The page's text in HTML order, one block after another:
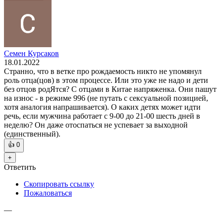
Семен Курсаков
18.01.2022
Странно, что в ветке про рождаемость никто не упомянул
роль отца(цов) в этом процессе. Или это уже не надо и дети
без отцов родЯтся? С отцами в Китае напряженка. Они пашут
на износ - в режиме 996 (не путать с сексуальной позицией,
хотя аналогия напрашивается). О каких детях может идти
речь, если мужчина работает с 9-00 до 21-00 шесть дней в
неделю? Он даже отоспаться не успевает за выходной
(единственный).
👍 0
+
Ответить
Скопировать ссылку
Пожаловаться
—